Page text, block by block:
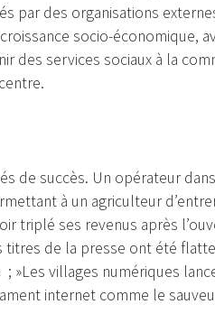
par des organisations
socio-économique,
des services sociaux à la
de succès. Un opérateur
à un agriculteur
triplé ses revenus après
titres de la presse ont été
»Les villages numériques
internet comme le